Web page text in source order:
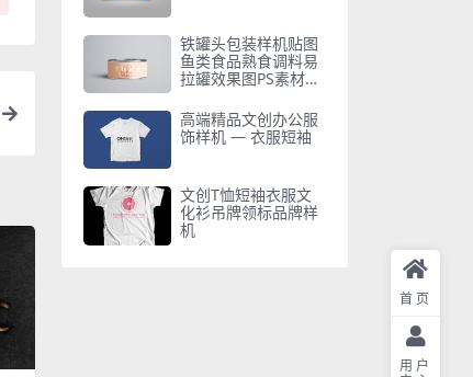
铁罐头包装样机贴图
鱼类食品熟食调料易
拉罐效果图PS素材智
高端精品文创办公服
饰样机 — 衣服短袖
文创T恤短袖衣服文
化衫吊牌领标品牌样
机
首页
用户